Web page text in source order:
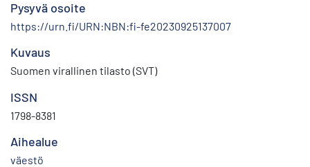
Pysyvä osoite
https://urn.fi/URN:NBN:fi-fe20230925137007
Kuvaus
Suomen virallinen tilasto (SVT)
ISSN
1798-8381
Aihealue
väestö